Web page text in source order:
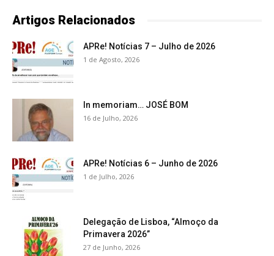
Artigos Relacionados
APRe! Notícias 7 – Julho de 2026
1 de Agosto, 2026
In memoriam… JOSÉ BOM
16 de Julho, 2026
APRe! Notícias 6 – Junho de 2026
1 de Julho, 2026
Delegação de Lisboa, “Almoço da
Primavera 2026”
27 de Junho, 2026